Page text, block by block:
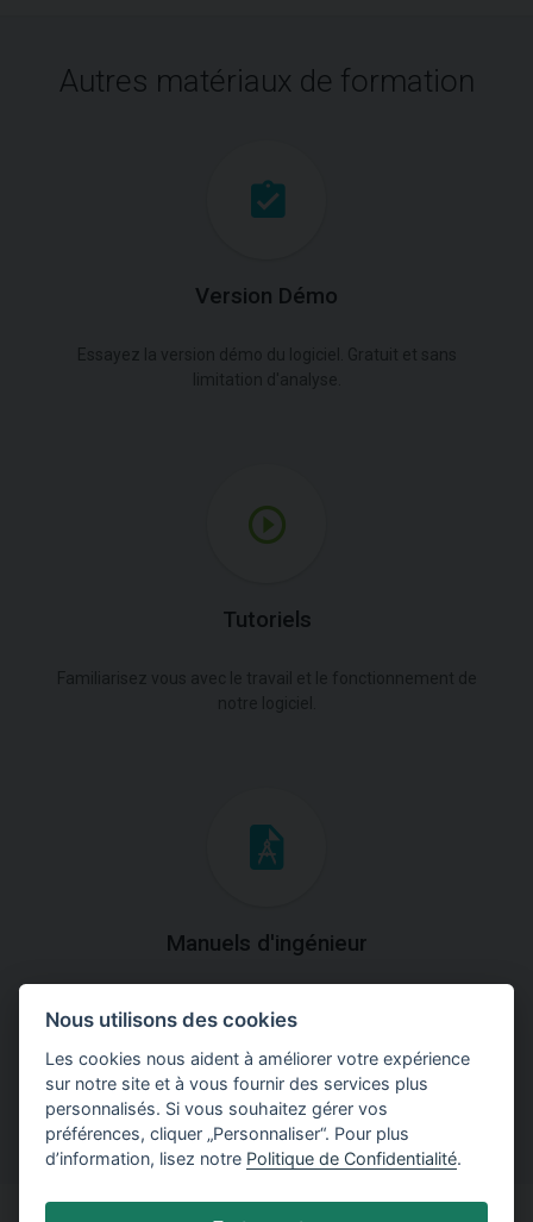
Autres matériaux de formation
Version Démo
Tutoriels
Manuels d'ingénieur
théoriques et pratiques du fonctionnement des
programmes.
Nous utilisons des cookies
Les cookies nous aident à améliorer votre expérience
sur notre site et à vous fournir des services plus
personnalisés. Si vous souhaitez gérer vos
préférences, cliquer „Personnaliser“. Pour plus
d’information, lisez notre Politique de Confidentialité.